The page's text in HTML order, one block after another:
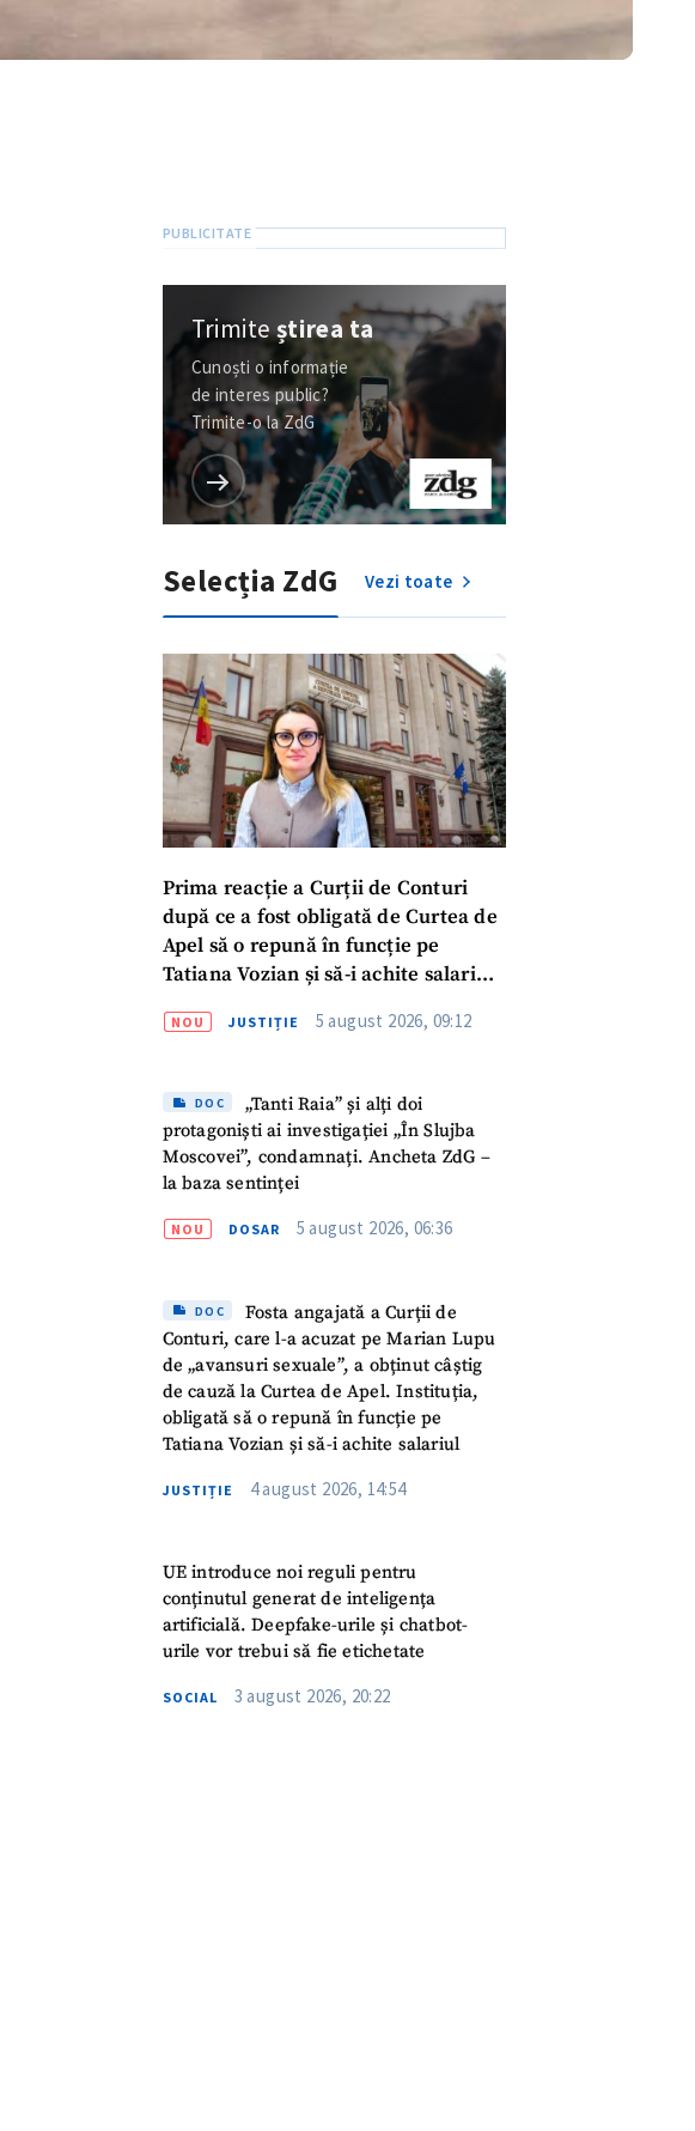
Trimiteștirea ta
Cunoști o informație
de interes public?
Trimite-o la ZdG
Selecția ZdG Vezi toate
Prima reacție a Curții de Conturi
după ce a fost obligată de Curtea de
Apel să o repună în funcție pe
Tatiana Vozian și să-i achite salariul
muncă”
NOU JUSTIȚIE 5 august 2026, 09:12
DOC
„Tanti Raia” și alți doi
protagoniști ai investigației „În Slujba
Moscovei”, condamnați. Ancheta ZdG –
la baza sentinței
NOU DOSAR 5 august 2026, 06:36
DOC
Fosta angajată a Curții de
Conturi, care l-a acuzat pe Marian Lupu
de „avansuri sexuale”, a obținut câștig
de cauză la Curtea de Apel. Instituția,
obligată să o repună în funcție pe
Tatiana Vozian și să-i achite salariul
JUSTIȚIE 4 august 2026, 14:54
UE introduce noi reguli pentru
conținutul generat de inteligența
artificială. Deepfake-urile și chatbot-
urile vor trebui să fie etichetate
SOCIAL 3 august 2026, 20:22
+ Telefon personal
Am citit și sunt de acord cupolitica de